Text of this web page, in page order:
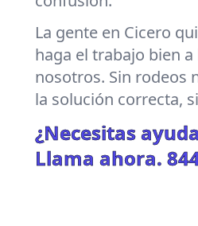
La gente en Cicero
haga el trabajo bien
nosotros. Sin rodeos
la solución correcta,
¿Necesitas
Llama ahora.